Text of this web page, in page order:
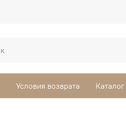
Условия возврата Каталог